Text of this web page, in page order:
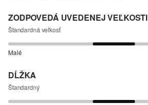
ZODPOVEDÁ UVEDENEJ VEĽKOSTI
Štandardná veľkosť
Malé
DĹŽKA
Štandardný